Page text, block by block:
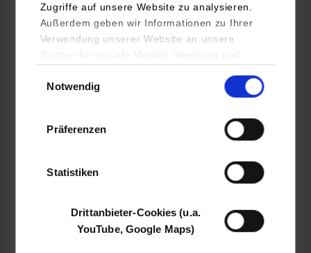
Zugriffe auf unsere Website zu analysieren.
Außerdem geben wir Informationen zu Ihrer
Verwendung unserer Website an unsere
Partner für soziale Medien, Werbung und
YouTube, Google Maps) führen diese
Daten zusammen, die Sie ihnen bereitgestellt
haben oder die sie im Rahmen Ihrer Nutzung
Notwendig
Präferenzen
Statistiken
Drittanbieter-Cookies (u.a.
YouTube, Google Maps)
BWL-Finanzdienstleistungen
Stuttgart
pia.duldhardt@hallesche.de